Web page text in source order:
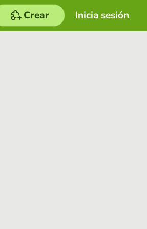
Inicia sesión
Crear